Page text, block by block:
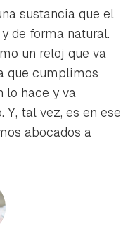
sustancia que el
de forma natural.
un reloj que va
que cumplimos
lo hace y va
Y, tal vez, es en ese
abocados a